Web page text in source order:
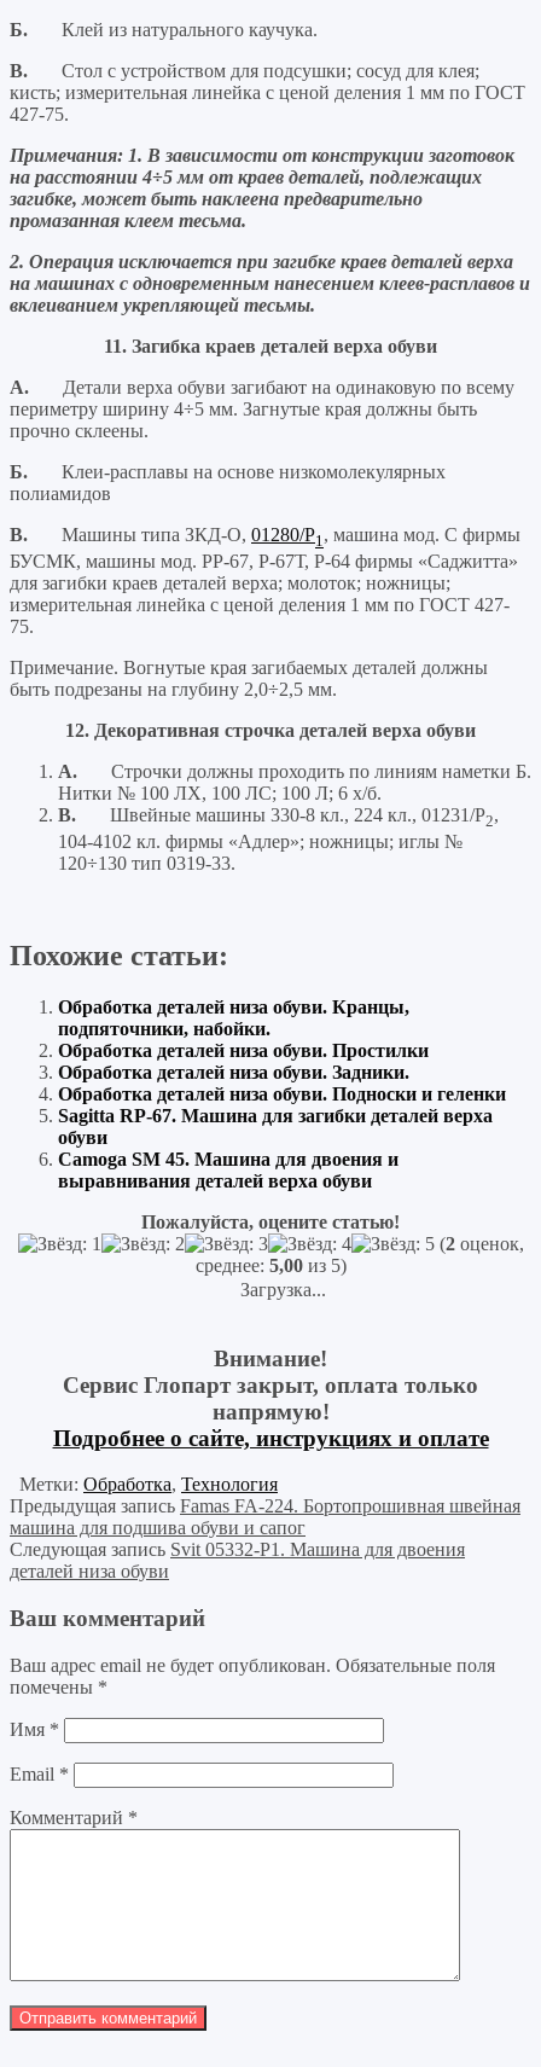
Б. Клей из натурального каучука.
В. Стол с устройством для подсушки; сосуд для клея;
кисть; измерительная линейка с ценой деления 1 мм по ГОСТ
427-75.
Примечания: 1. В зависимости от конструкции заготовок
на расстоянии 4÷5 мм от краев деталей, подлежащих
загибке, может быть наклеена предварительно
промазанная клеем тесьма.
2. Операция исключается при загибке краев деталей верха
на машинах с одновременным нанесением клеев-расплавов и
вклеиванием укрепляющей тесьмы.
11. Загибка краев деталей верха обуви
А. Детали верха обуви загибают на одинаковую по всему
периметру ширину 4÷5 мм. Загнутые края должны быть
прочно склеены.
Б. Клеи-расплавы на основе низкомолекулярных
полиамидов
В. Машины типа ЗКД-О, 01280/Р1 , машина мод. С фирмы
БУСМК, машины мод. РР-67, Р-67Т, Р-64 фирмы «Саджитта»
для загибки краев деталей верха; молоток; ножницы;
измерительная линейка с ценой деления 1 мм по ГОСТ 427-
75.
Примечание. Вогнутые края загибаемых деталей должны
быть подрезаны на глубину 2,0÷2,5 мм.
12. Декоративная строчка деталей верха обуви
A. Строчки должны проходить по линиям наметки Б.
Нитки № 100 ЛХ, 100 ЛС; 100 Л; 6 х/б.
B. Швейные машины 330-8 кл., 224 кл., 01231/Р2,
104-4102 кл. фирмы «Адлер»; ножницы; иглы №
120÷130 тип 0319-33.
Похожие статьи:
Обработка деталей низа обуви. Кранцы,
подпяточники, набойки.
Обработка деталей низа обуви. Простилки
Обработка деталей низа обуви. Задники.
Обработка деталей низа обуви. Подноски и геленки
Sagitta RP-67. Машина для загибки деталей верха
обуви
Camoga SM 45. Машина для двоения и
выравнивания деталей верха обуви
Пожалуйста, оцените статью!
(2оценок,
среднее: 5,00из 5)
Загрузка...
Внимание!
Сервис Глопарт закрыт, оплата только
напрямую!
Подробнее о сайте, инструкциях и оплате
Метки: Обработка, Технология
Предыдущая запись Famas FA-224. Бортопрошивная швейная
машина для подшива обуви и сапог
Следующая запись Svit 05332-P1. Машина для двоения
деталей низа обуви
Ваш комментарий
Ваш адрес email не будет опубликован. Обязательные поля
помечены *
Имя *
Email *
Комментарий *